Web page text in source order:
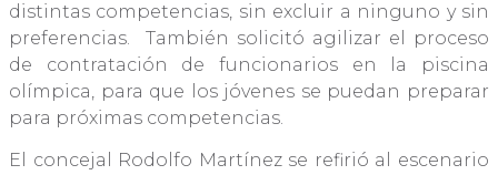
distintas competencias, sin excluir a ninguno y sin
preferencias. También solicitó agilizar el proceso
de contratación de funcionarios en la piscina
olímpica, para que los jóvenes se puedan preparar
para próximas competencias.
El concejal Rodolfo Martínez se refirió al escenario